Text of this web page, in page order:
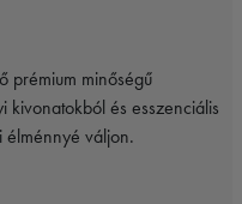
prémium minőségű
kivonatokból és esszenciális
élménnyé váljon.